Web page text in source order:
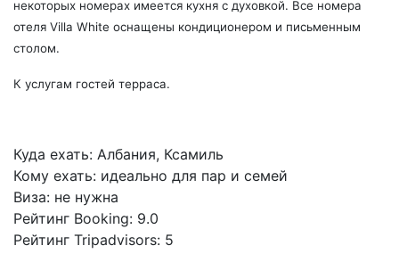
некоторых номерах имеется кухня с духовкой. Все номера
отеля Villa White оснащены кондиционером и письменным
столом.
К услугам гостей терраса.
Куда ехать: Албания, Ксамиль
Кому ехать: идеально для пар и семей
Виза: не нужна
Рейтинг Booking: 9.0
Рейтинг Tripadvisors: 5